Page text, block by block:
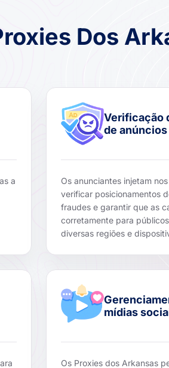
Dos
a
Verificação
de
Os anunciantes injetam
verificar posicionamentos
fraudes e garantir que as
corretamente para
diversas regiões e
mídias
Os Proxies dos Arkansas